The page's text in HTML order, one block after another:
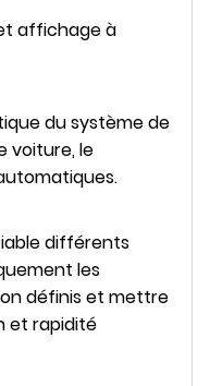
affichage à
du système de
voiture, le
différents
les
définis et mettre
et rapidité